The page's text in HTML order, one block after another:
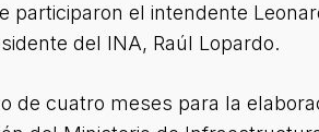
el intendente
del INA, Raúl Lopardo.
de cuatro meses para la